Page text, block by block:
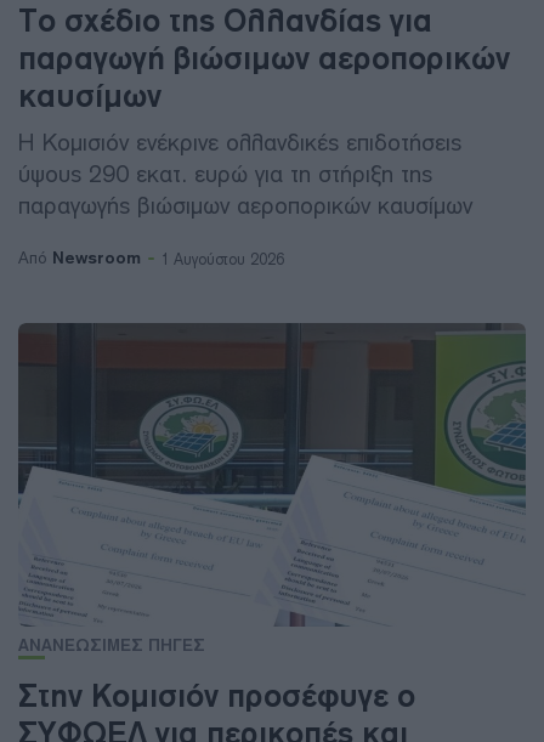
Το σχέδιο της Ολλανδίας για
παραγωγή βιώσιμων αεροπορικών
καυσίμων
Η Κομισιόν ενέκρινε ολλανδικές επιδοτήσεις
ύψους 290 εκατ. ευρώ για τη στήριξη της
παραγωγής βιώσιμων αεροπορικών καυσίμων
Από Newsroom 1 Αυγούστου 2026
ΑΝΑΝΕΩΣΙΜΕΣ ΠΗΓΕΣ
Στην Κομισιόν προσέφυγε ο
ΣΥΦΩΕΛ για περικοπές και